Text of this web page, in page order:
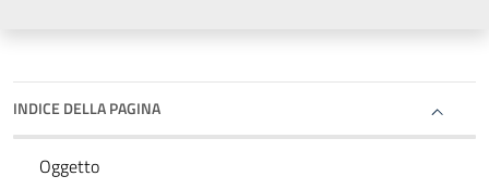
INDICE DELLA PAGINA
Oggetto